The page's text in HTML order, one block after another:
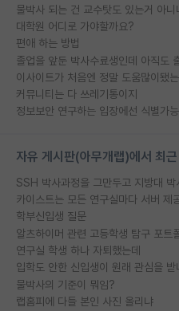
물박사 되는 건 교수탓도 있는거 아니
대학원 어디로 가야할까요?
편애 하는 방법
졸업을 앞둔 박사수료생인데 아직도
이사이트가 처음엔 정말 도움많이됐는
커뮤니티는 다 쓰레기통이지
자유 게시판(아무개랩)에서 최
카이스트는 모든 연구실마다 서버 제
학부신입생 질문
알츠하이머 관련 고등학생 탐구 포트
연구실 학생 하나 자퇴했는데
입학도 안한 신입생이 원래 관심을 받
물박사의 기준이 뭐임?
랩홈피에 다들 본인 사진 올리냐